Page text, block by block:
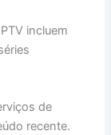
incluem
de
recente.